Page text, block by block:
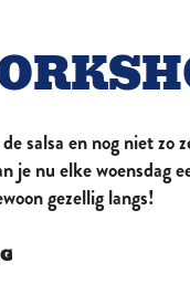
salsa en nog niet zo
je nu elke
gezellig langs!